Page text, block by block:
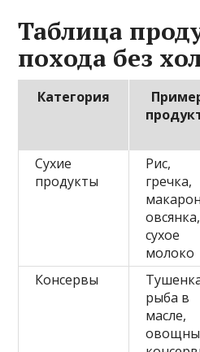
Таблица
похода без
Категория
Сухие
продукты
Рис,
гречка,
овсянка,
сухое
молоко
Консервы
рыба в
масле,